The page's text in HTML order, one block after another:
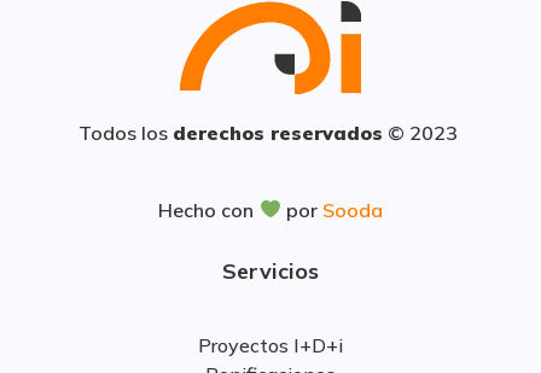
Todos los derechos reservados © 2023
Hecho con por Sooda
Servicios
Proyectos I+D+i